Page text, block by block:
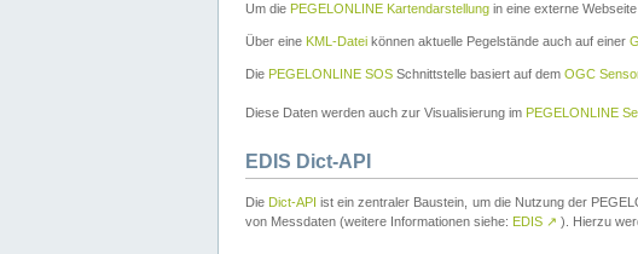
Um die PEGELONLINE Kartendarstellung in eine externe
Über eine KML-Datei können aktuelle Pegelstände auch auf einer
Die PEGELONLINE SOS Schnittstelle basiert auf dem OGC
Diese Daten werden auch zur Visualisierung im PEGELONLINE
EDIS Dict-API
Die Dict-API ist ein zentraler Baustein, um die Nutzung der
von Messdaten (weitere Informationen siehe: EDIS ↗ ). Hierzu